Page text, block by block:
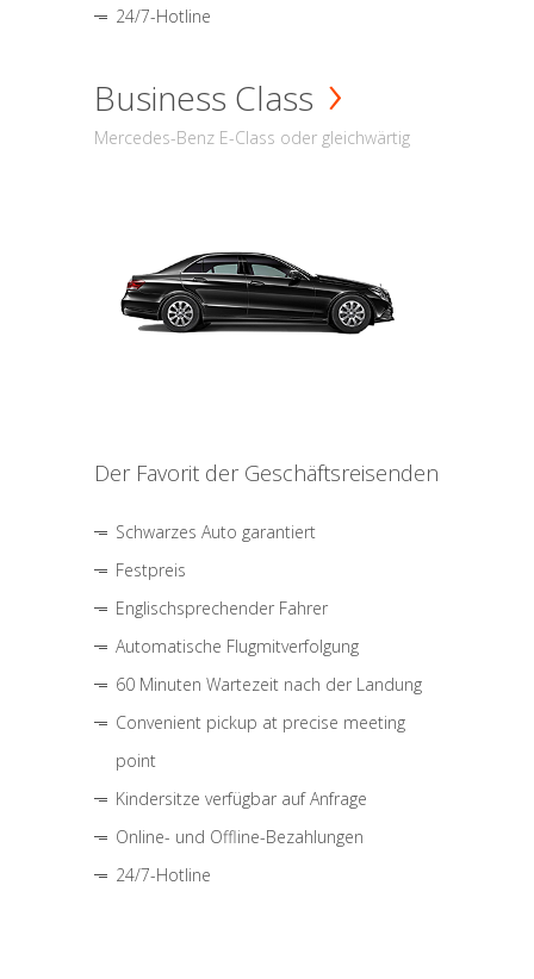
24/7-Hotline
Business Class
Mercedes-Benz E-Class oder gleichwärtig
Der Favorit der Geschäftsreisenden
Schwarzes Auto garantiert
Festpreis
Englischsprechender Fahrer
Automatische Flugmitverfolgung
60 Minuten Wartezeit nach der Landung
Convenient pickup at precise meeting
point
Kindersitze verfügbar auf Anfrage
Online- und Offline-Bezahlungen
24/7-Hotline